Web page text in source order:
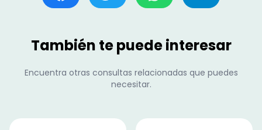
También te puede interesar
Encuentra otras consultas relacionadas que puedes
necesitar.